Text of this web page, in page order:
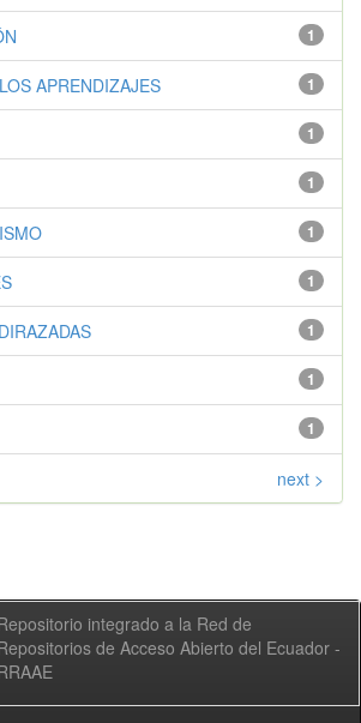
1
1
APRENDIZAJES
1
1
1
1
1
1
1
next >
integrado a la Red de
de Acceso Abierto del Ecuador -